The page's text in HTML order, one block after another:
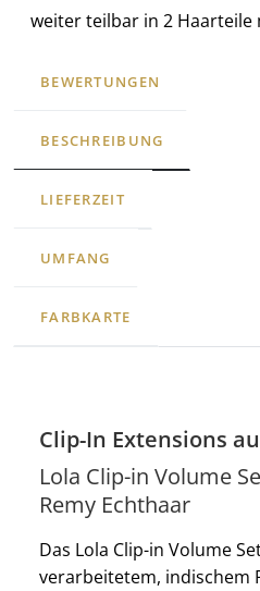
weiter teilbar in 2 Haarteile
BEWERTUNGEN
BESCHREIBUNG
LIEFERZEIT
UMFANG
FARBKARTE
Clip-In Extensions
Lola Clip-in Volume
Remy Echthaar
Das Lola Clip-in Volume
verarbeitetem, indischem